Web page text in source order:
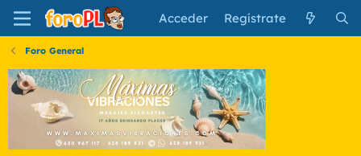
Acceder Regístrate
Foro General